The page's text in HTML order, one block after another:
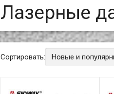
Лазерные
Сортировать: